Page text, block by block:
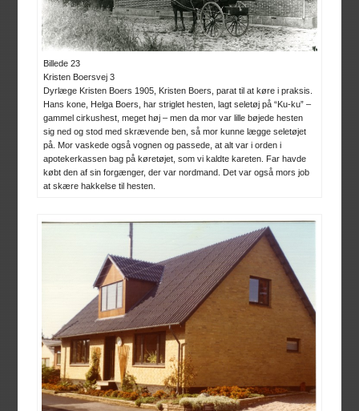
Billede 23
Kristen Boersvej 3
Dyrlæge Kristen Boers 1905, Kristen Boers, parat til at køre i praksis.
Hans kone, Helga Boers, har striglet hesten, lagt seletøj på “Ku-ku” –
gammel cirkushest, meget høj – men da mor var lille bøjede hesten
sig ned og stod med skrævende ben, så mor kunne lægge seletøjet
på. Mor vaskede også vognen og passede, at alt var i orden i
apotekerkassen bag på køretøjet, som vi kaldte kareten. Far havde
købt den af sin forgænger, der var nordmand. Det var også mors job
at skære hakkelse til hesten.